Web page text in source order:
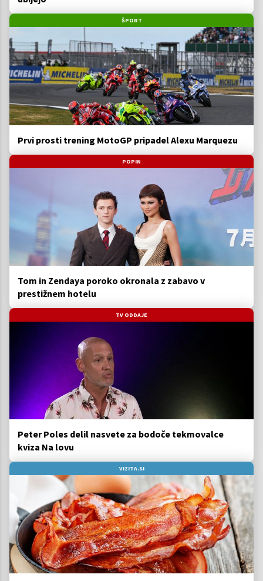
ŠPORT
Prvi prosti trening MotoGP pripadel Alexu Marquezu
POPIN
Tom in Zendaya poroko okronala z zabavo v
prestižnem hotelu
TV ODDAJE
Peter Poles delil nasvete za bodoče tekmovalce
kviza Na lovu
VIZITA.SI